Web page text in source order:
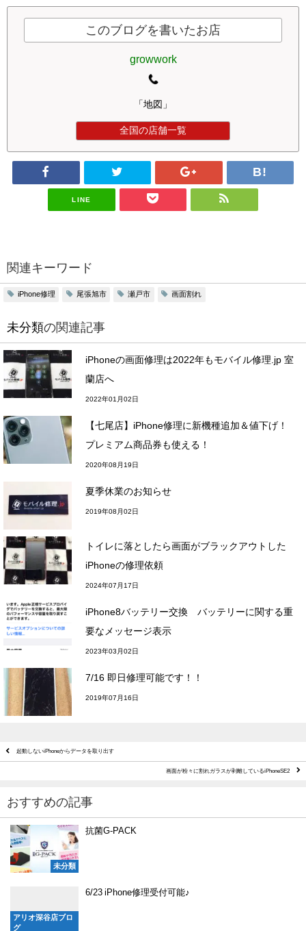
このブログを書いたお店
growwork
「地図」
全国の店舗一覧
LINE
関連キーワード
iPhone修理 尾張旭市 瀬戸市 画面割れ
未分類の関連記事
iPhoneの画面修理は2022年もモバイル修理.jp 室
蘭店へ
2022年01月02日
【七尾店】iPhone修理に新機種追加＆値下げ！
プレミアム商品券も使える！
2020年08月19日
夏季休業のお知らせ
2019年08月02日
トイレに落としたら画面がブラックアウトした
iPhoneの修理依頼
2024年07月17日
iPhone8バッテリー交換 バッテリーに関する重
要なメッセージ表示
2023年03月02日
7/16 即日修理可能です！！
2019年07月16日
起動しないiPhoneからデータを取り出す
画面が粉々に割れガラスが剥離しているiPhoneSE2
おすすめの記事
未分類
抗菌G-PACK
アリオ深谷店ブロ
グ
6/23 iPhone修理受付可能♪